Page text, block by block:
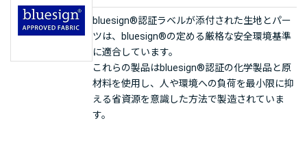
bluesign®認証ラベルが添付された生地とパー
ツは、bluesign®の定める厳格な安全環境基準
に適合しています。
これらの製品はbluesign®認証の化学製品と原
材料を使用し、人や環境への負荷を最小限に抑
える省資源を意識した方法で製造されていま
す。